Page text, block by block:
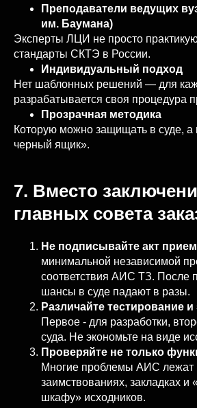
Преподаватели ведущих
им. Баумана)
Эксперты ЛЦИ не просто
стандарты СКТЭ в России.
Индивидуальный подход
Нет шаблонных решений — для
разрабатывается своя процедура
Прозрачная методика
Которую можно защищать в суде, а
черный ящик».
7. Вместо
главных совета
Не подписывайте акт
минимальной независимой
соответствия АИС ТЗ. После
шансы в суде падают в разы.
Различайте тестирование и
Первое - для разработки,
суда. Не экономьте на виде
Проверяйте не только
Многие проблемы АИС лежат
заимствованиях, закладках и
шкафу» исходников.